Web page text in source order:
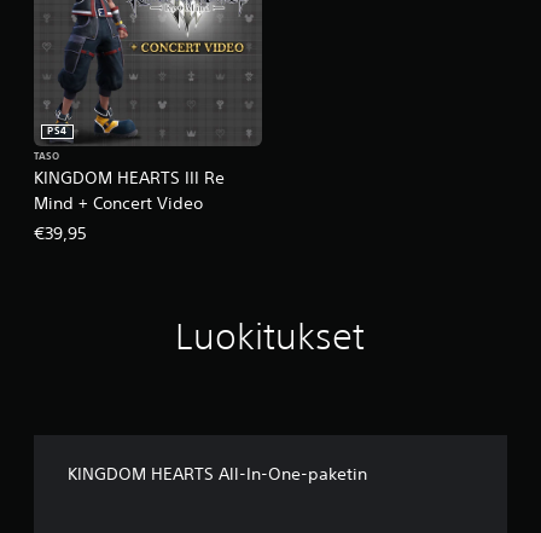
KINGDOM HEARTS III Re
Mind + Concert Video
PS4
TASO
€39,95
Luokitukset
KINGDOM HEARTS All-In-One-paketin